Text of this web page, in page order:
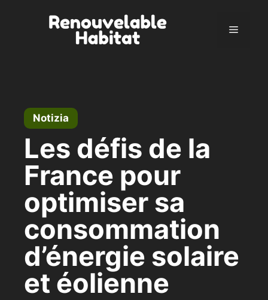
Menu
Notizia
Les défis de la
France pour
optimiser sa
consommation
d’énergie solaire
et éolienne